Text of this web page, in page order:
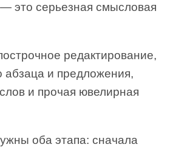
это серьезная смысловая
редактирование,
абзаца и предложения,
и прочая ювелирная
оба этапа: сначала